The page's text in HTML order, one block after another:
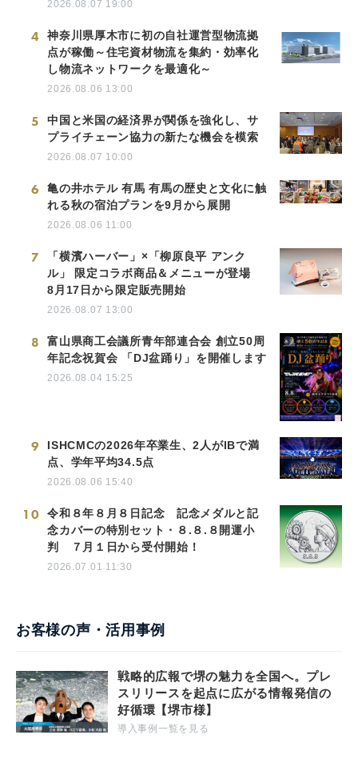
2026.08.07 19:00
4
神奈川県厚木市に初の自社運営型物流拠
点が稼働～住宅資材物流を集約・効率化
し物流ネットワークを最適化～
2026.08.06 13:00
5
中国と米国の経済界が関係を強化し、サ
プライチェーン協力の新たな機会を模索
2026.08.07 10:00
6
亀の井ホテル 有馬 有馬の歴史と文化に触
れる秋の宿泊プランを9月から展開
2026.08.06 11:00
7
「横濱ハーバー」×「柳原良平 アンク
ル」 限定コラボ商品＆メニューが登場
8月17日から限定販売開始
2026.08.07 13:00
8
富山県商工会議所青年部連合会 創立50周
年記念祝賀会 「DJ盆踊り」を開催します
2026.08.04 15:25
9
ISHCMCの2026年卒業生、2人がIBで満
点、学年平均34.5点
2026.08.06 15:40
10
令和８年８月８日記念 記念メダルと記
念カバーの特別セット・８.８.８開運小
判 ７月１日から受付開始！
2026.07.01 11:30
お客様の声・活用事例
戦略的広報で堺の魅力を全国へ。プレ
スリリースを起点に広がる情報発信の
好循環【堺市様】
導入事例一覧を見る